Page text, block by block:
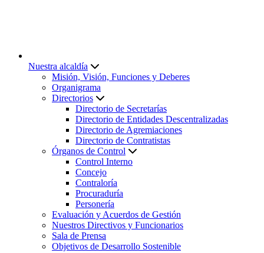
Nuestra alcaldía
Misión, Visión, Funciones y Deberes
Organigrama
Directorios
Directorio de Secretarías
Directorio de Entidades Descentralizadas
Directorio de Agremiaciones
Directorio de Contratistas
Órganos de Control
Control Interno
Concejo
Contraloría
Procuraduría
Personería
Evaluación y Acuerdos de Gestión
Nuestros Directivos y Funcionarios
Sala de Prensa
Objetivos de Desarrollo Sostenible